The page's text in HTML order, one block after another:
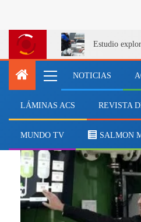
Estudio
NOTICIAS
LÁMINAS ACS REVISTA
MUNDO TV SALMON
gerente comercial